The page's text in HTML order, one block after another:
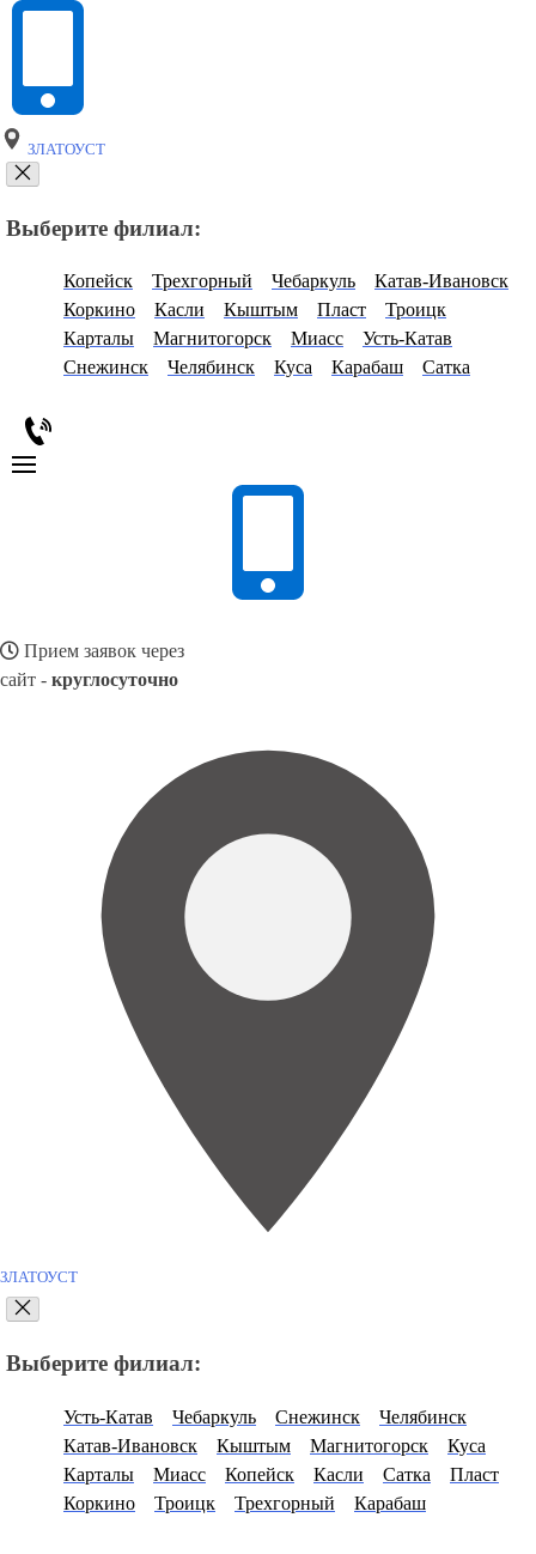
ЗЛАТОУСТ
Выберите филиал:
Копейск Трехгорный Чебаркуль
Катав-Ивановск
Коркино
Касли Кыштым Пласт
Троицк
Карталы
Магнитогорск Миасс
Усть-Катав
Снежинск
Челябинск Куса Карабаш Сатка
Прием заявок через
сайт - круглосуточно
ЗЛАТОУСТ
Выберите филиал:
Усть-Катав Чебаркуль Снежинск
Челябинск
Катав-Ивановск
Кыштым Магнитогорск
Куса
Карталы
Миасс Копейск Касли Сатка
Пласт
Коркино
Троицк Трехгорный Карабаш